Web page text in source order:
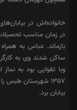
خانواده‌اش در
در زمان مناسب
بازماند. عباس به
ساکن شدند وی به
وبا تقوایی بود به
۱۳۵۷ شهرستان
بیابان برد.